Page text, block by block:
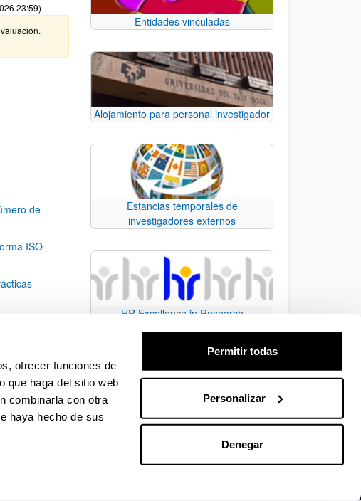
ofrecer funciones de
que haga del sitio web
combinarla con otra
haya hecho de sus
Permitir todas
Personalizar
Denegar
23:59)
TAB para desplazarse.
de
ISO
Use TAB para desplazarse.
Entidades vinculadas
Alojamiento para personal investigador
Estancias temporales de
investigadores externos
HR Excellence in Research